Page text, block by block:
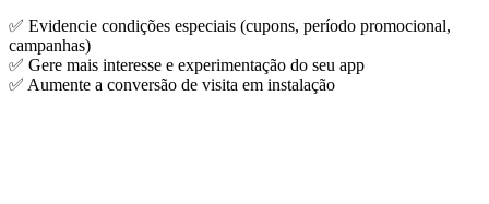
✅ Evidencie condições especiais (cupons, período promocional,
campanhas)
✅ Gere mais interesse e experimentação do seu app
✅ Aumente a conversão de visita em instalação